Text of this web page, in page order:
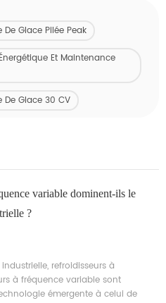
Glace Pilée Peak
Et Maintenance
De Glace 30 CV
variable dominent-ils le
?
refroidisseurs à
à fréquence variable sont
émergente à celui de